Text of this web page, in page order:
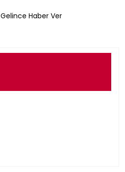
Gelince Haber Ver